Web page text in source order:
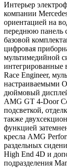
Интерьер
компании
ориентацией на
переднюю панель
базовой
цифровая
мультимедийной
интегрированные
Race Engineer,
настраиваемыми
дюймовый
AMG GT 4-Door
подсветкой,
также
функцией
кресла AMG
раздельных
High End 4D и
подразделения